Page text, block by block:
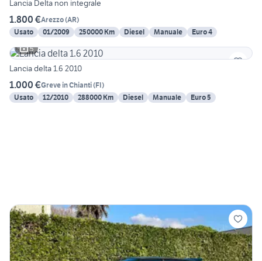
Lancia Delta non integrale
1.800 €Arezzo(AR)
Usato
01/2009 250000 Km Diesel Manuale
Euro 4
5
Lancia delta 1.6 2010
1.000 €Greve in Chianti(FI)
Usato
12/2010 288000 Km Diesel Manuale Euro 5